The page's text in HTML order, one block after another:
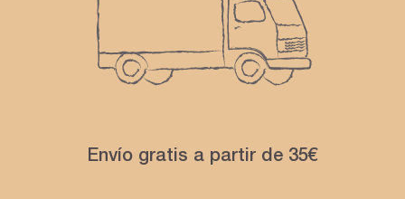
Envío gratis a partir de 35€